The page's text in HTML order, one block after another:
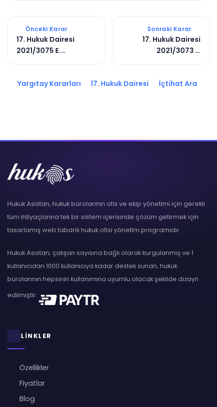
Önceki Karar
17. Hukuk Dairesi
2021/3075 E.
Sonraki Karar
17. Hukuk Dairesi
2021/3073 E.
Yargıtay Kararları 17. Hukuk Dairesi İçtihat Ara
Hukuk Asistan, hukuk bürolarının ofis ve ekip yönetimi için gerekli
tüm ihtiyaçlarına tek bir sistem içerisinde çözüm getirmek için
tasarlamış web tabanlı hukuk ofisi yönetim programıdır.
Hukuk Asistan; çalışan sayısına bağlı olarak kurgulanmış ve 1
kullanıcıdan 1000 kullanıcıya kadar destek sunan, hukuk
bürolarının hepsinin kullanımına uyumlu olacak şekilde dizayn
edilmiştir.
LİNKLER
Özellikler
Fiyatlar
Blog